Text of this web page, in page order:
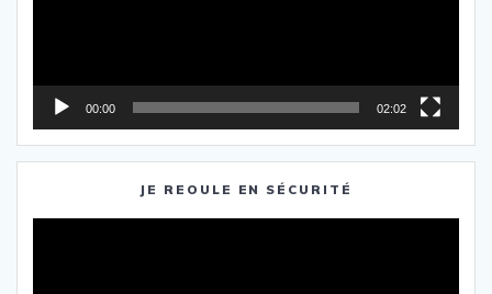
00:00 02:02
JE REOULE EN SÉCURITÉ